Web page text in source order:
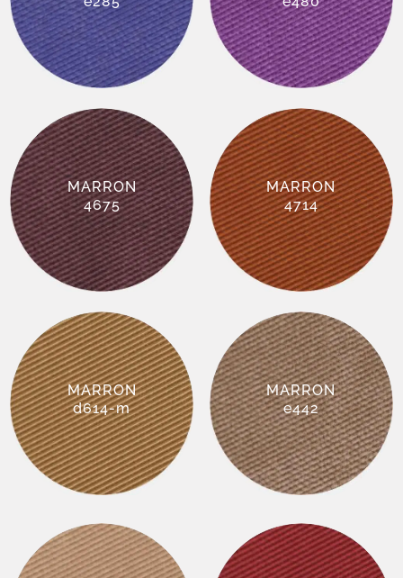
MARRON
4675
MARRON
4714
MARRON
d614-m
MARRON
e442